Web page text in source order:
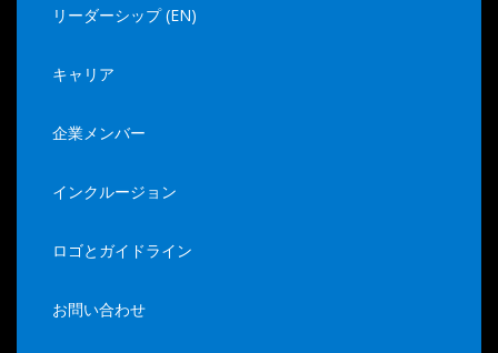
リーダーシップ (EN)
キャリア
企業メンバー
インクルージョン
ロゴとガイドライン
お問い合わせ